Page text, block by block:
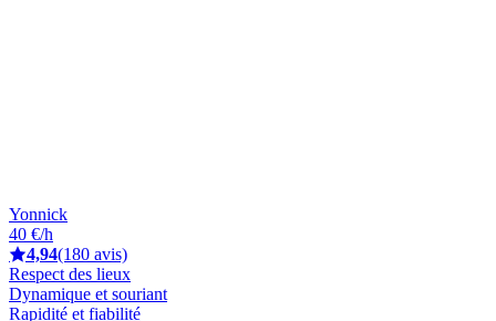
Yonnick
40 €/h
4,94(180 avis)
Respect des lieux
Dynamique et souriant
Rapidité et fiabilité